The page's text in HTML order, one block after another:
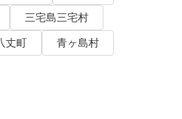
三宅島三宅村
丈町
青ヶ島村